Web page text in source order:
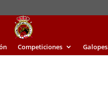
Competiciones Galopes